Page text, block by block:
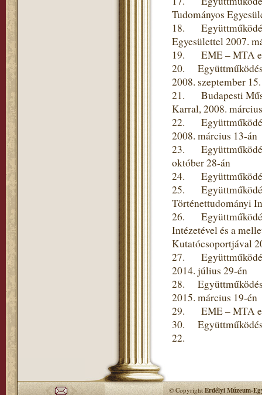
Tudományos
18.
Egyesülettel 2007.
19. EME – MTA
20. Együttműködési
2008. szeptember 15.
21. Budapesti
Karral, 2008.
22.
2008. március 13-án
23.
október 28-án
24.
25.
Történettudományi
26.
Intézetével és a
Kutatócsoportjával
27.
2014. július 29-én
28. Együttműködési
2015. március 19-én
29. EME – MTA
30. Együttműködési
22.
© CopyrightErdélyi Múzeum-